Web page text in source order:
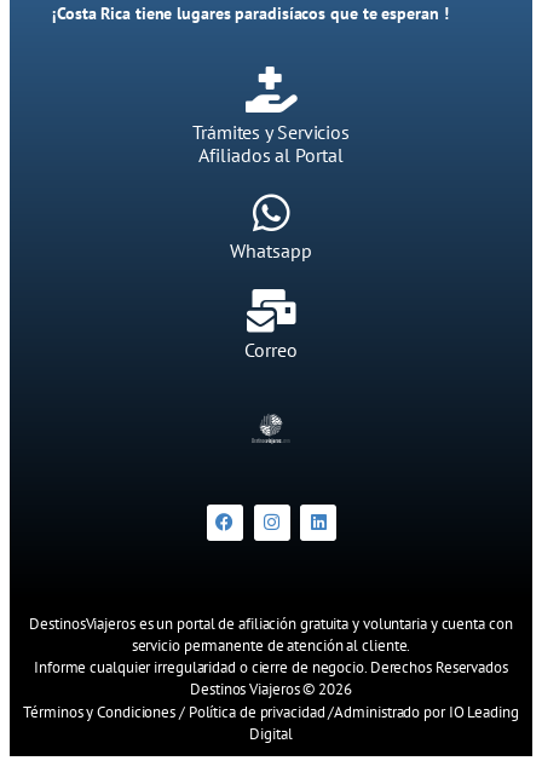
¡Costa Rica tiene lugares paradisíacos que te esperan !
Trámites y Servicios
Afiliados al Portal
Whatsapp
Correo
DestinosViajeros es un portal de afiliación gratuita y voluntaria y cuenta con
servicio permanente de atención al cliente.
Informe cualquier irregularidad o cierre de negocio. Derechos Reservados
Destinos Viajeros © 2026
Términos y Condiciones/ Política de privacidad/Administrado por IO Leading
Digital